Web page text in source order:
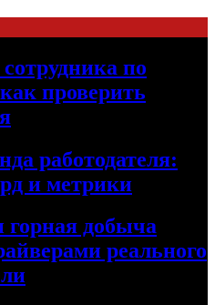
по
проверить
работодателя:
и метрики
горная добыча
реального